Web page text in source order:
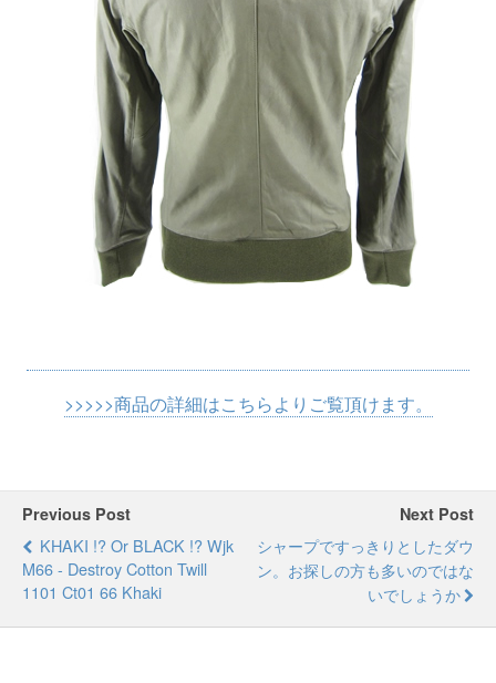
>>>>>商品の詳細はこちらよりご覧頂けます。
Previous Post
KHAKI !? Or BLACK !? Wjk
M66 - Destroy Cotton Twill
1101 Ct01 66 Khaki
Next Post
シャープですっきりとしたダウ
ン。お探しの方も多いのではな
いでしょうか